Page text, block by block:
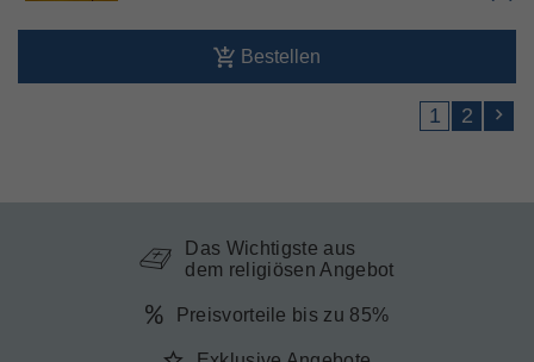
Bestellen
1 2
Das Wichtigste aus
dem religiösen Angebot
Preisvorteile bis zu 85%